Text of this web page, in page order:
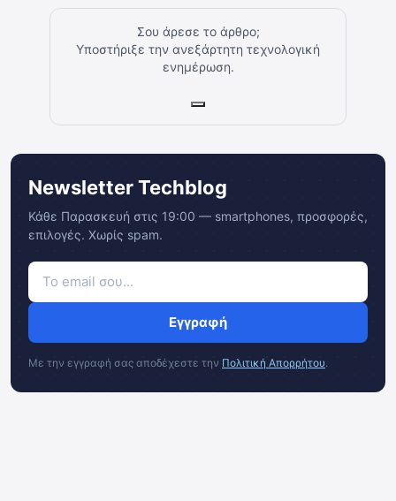
Σου άρεσε το άρθρο;
Υποστήριξε την ανεξάρτητη τεχνολογική
ενημέρωση.
Newsletter Techblog
Κάθε Παρασκευή στις 19:00 — smartphones, προσφορές,
επιλογές. Χωρίς spam.
Εγγραφή
Με την εγγραφή σας αποδέχεστε την Πολιτική Απορρήτου.